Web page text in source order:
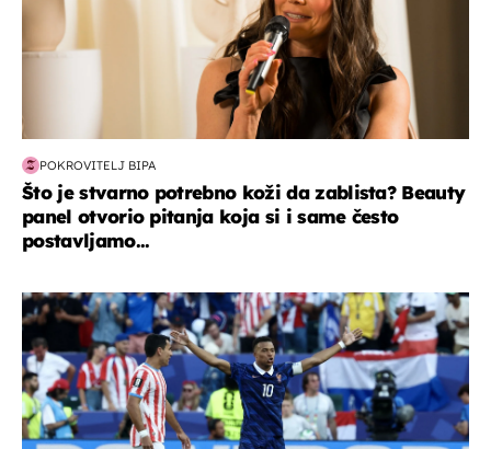
POKROVITELJ BIPA
Što je stvarno potrebno koži da zablista? Beauty
panel otvorio pitanja koja si i same često
postavljamo...
svjetsko prvenstvo 2026